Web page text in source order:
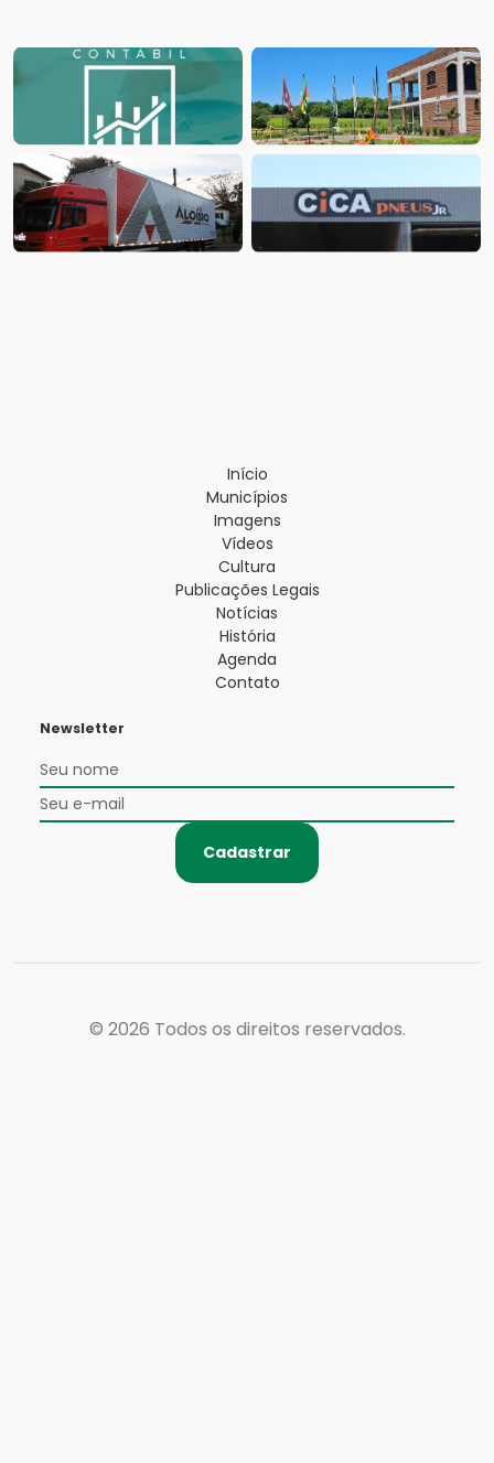
Início
Municípios
Imagens
Vídeos
Cultura
Publicações Legais
Notícias
História
Agenda
Contato
Newsletter
Cadastrar
© 2026 Todos os direitos reservados.